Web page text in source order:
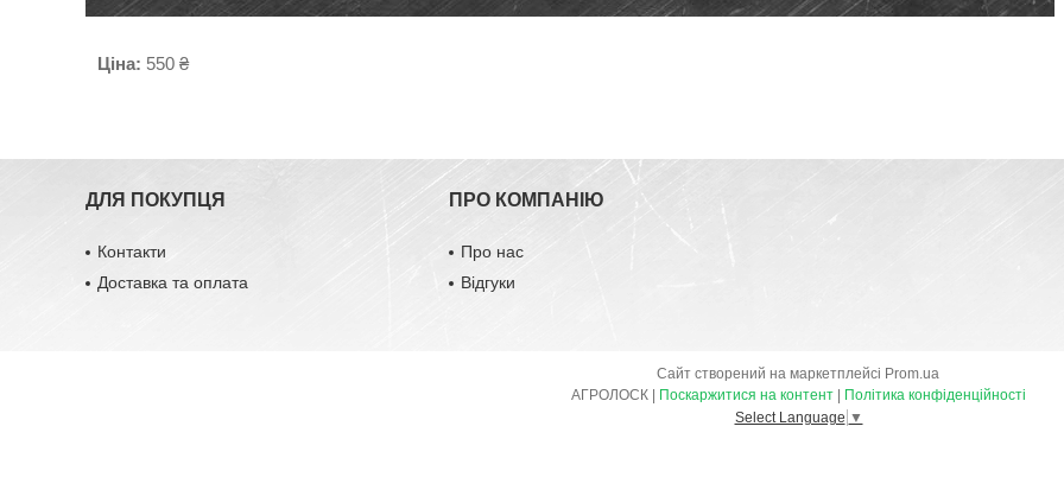
Ціна: 550 ₴
ДЛЯ ПОКУПЦЯ
Контакти
Доставка та оплата
ПРО КОМПАНІЮ
Про нас
Відгуки
Сайт створений на маркетплейсі Prom.ua
Поскаржитися на контент
Політика конфіденційності
Select Language ▼